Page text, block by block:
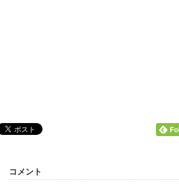
コメント